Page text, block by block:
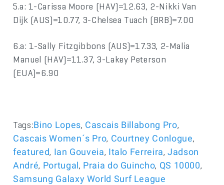
5.a: 1-Carissa Moore (HAV)=12.63, 2-Nikki Van
Dijk (AUS)=10.77, 3-Chelsea Tuach (BRB)=7.00
6.a: 1-Sally Fitzgibbons (AUS)=17.33, 2-Malia
Manuel (HAV)=11.37, 3-Lakey Peterson
(EUA)=6.90
Tags:Bino Lopes, Cascais Billabong Pro,
Cascais Women´s Pro, Courtney Conlogue,
featured, Ian Gouveia, Italo Ferreira,Jadson
André, Portugal, Praia do Guincho, QS 10000,
Samsung Galaxy World Surf League